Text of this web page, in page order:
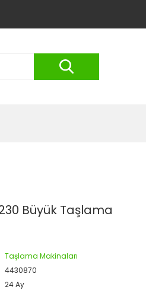
Büyük Taşlama
Taşlama Makinaları
4430870
24 Ay